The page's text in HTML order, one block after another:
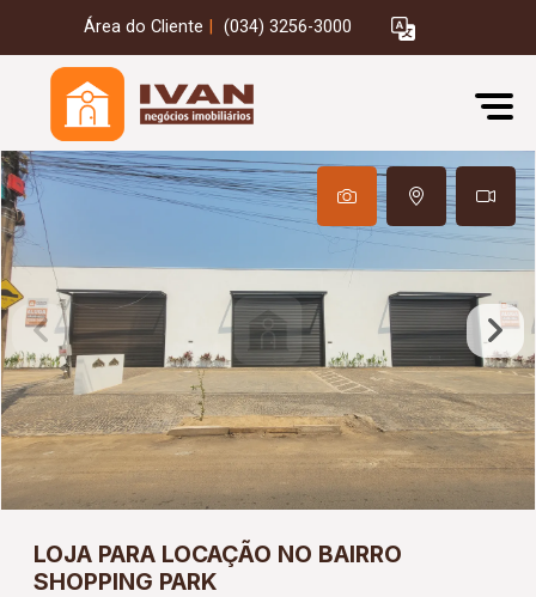
Área do Cliente (034) 3256-3000
LOJA PARA LOCAÇÃO NO BAIRRO
SHOPPING PARK